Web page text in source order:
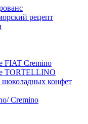
рецепт
FIAT Cremino
TORTELLINO
конфет
Cremino